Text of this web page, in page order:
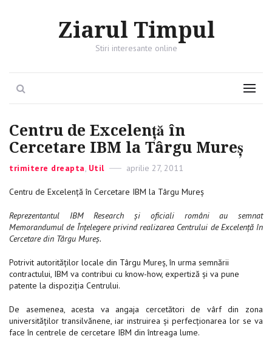
Ziarul Timpul
Stiri interesante online
Menu
Centru de Excelență în
Cercetare IBM la Târgu Mureș
Categories
trimitere dreapta, Util
Posted
aprilie 27, 2011
Centru de Excelență în Cercetare IBM la Târgu Mureș
Reprezentantul IBM Research și oficiali români au semnat
Memorandumul de Înțelegere privind realizarea Centrului de Excelență în
Cercetare din Târgu Mureș.
Potrivit autorităților locale din Târgu Mureș, în urma semnării
contractului, IBM va contribui cu know-how, expertiză și va pune
patente la dispoziția Centrului.
De asemenea, acesta va angaja cercetători de vârf din zona
universităților transilvănene, iar instruirea și perfecționarea lor se va
face în centrele de cercetare IBM din întreaga lume.